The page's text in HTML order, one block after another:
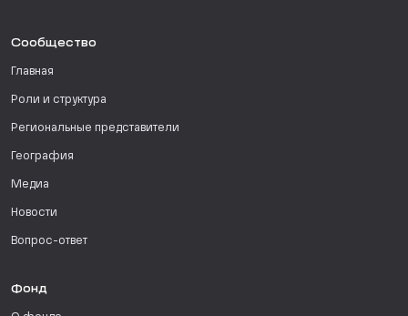
Сообщество
Главная
Роли и структура
Региональные представители
География
Медиа
Новости
Вопрос-ответ
Фонд